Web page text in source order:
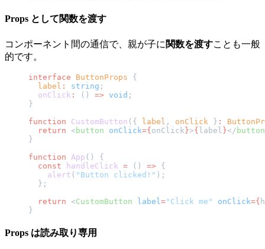
Props として関数を渡す
コンポーネント間の通信で、親が子に 関数を渡すことも一般
的です。
interface ButtonProps {
  label
: string ;
  onClick
: () => void ;
}
function CustomButton ({ label , onClick } :
  return
< button onClick={onClick}>{label }</ button
}
function App () {
  const
handleClick = () => {
    alert
( "Button clicked!" );
  };
  return
<CustomButton label ="Click me" onClick={
}
Props は読み取り専用